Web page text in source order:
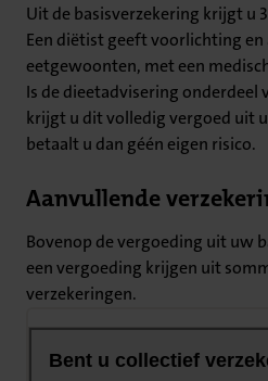
Uit de basisverzekering krijgt u
Een diëtist geeft voorlichting en
eetgewoonten, met een
Is de dieetadvisering onderdeel
krijgt u dit volledig vergoed uit
betaalt u dan géén eigen risico.
Aanvullende
Bovenop de vergoeding uit uw
een vergoeding krijgen uit
verzekeringen.
Bent u collectief